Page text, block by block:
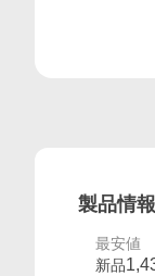
製品情報
最安値
新品